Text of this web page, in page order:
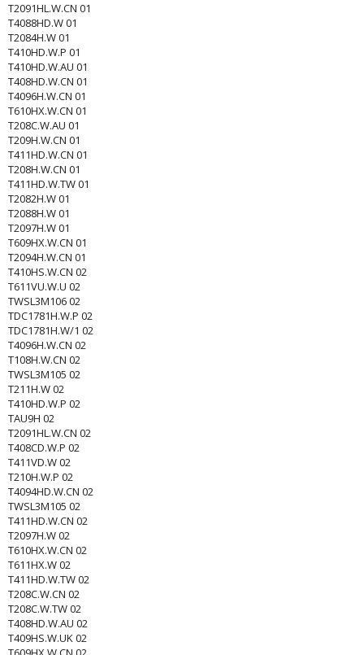
T2091HL.W.CN 01
T4088HD.W 01
T2084H.W 01
T410HD.W.P 01
T410HD.W.AU 01
T408HD.W.CN 01
T4096H.W.CN 01
T610HX.W.CN 01
T208C.W.AU 01
T209H.W.CN 01
T411HD.W.CN 01
T208H.W.CN 01
T411HD.W.TW 01
T2082H.W 01
T2088H.W 01
T2097H.W 01
T609HX.W.CN 01
T2094H.W.CN 01
T410HS.W.CN 02
T611VU.W.U 02
TWSL3M106 02
TDC1781H.W.P 02
TDC1781H.W/1 02
T4096H.W.CN 02
T108H.W.CN 02
TWSL3M105 02
T211H.W 02
T410HD.W.P 02
TAU9H 02
T2091HL.W.CN 02
T408CD.W.P 02
T411VD.W 02
T210H.W.P 02
T4094HD.W.CN 02
TWSL3M105 02
T411HD.W.CN 02
T2097H.W 02
T610HX.W.CN 02
T611HX.W 02
T411HD.W.TW 02
T208C.W.CN 02
T208C.W.TW 02
T408HD.W.AU 02
T409HS.W.UK 02